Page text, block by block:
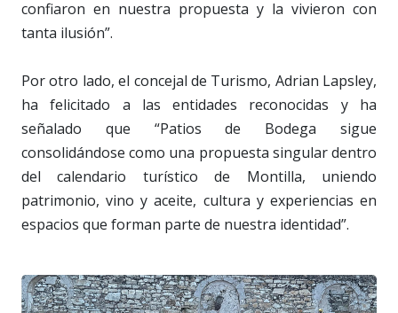
confiaron en nuestra propuesta y la vivieron con
tanta ilusión”.
Por otro lado, el concejal de Turismo, Adrian Lapsley,
ha felicitado a las entidades reconocidas y ha
señalado que “Patios de Bodega sigue
consolidándose como una propuesta singular dentro
del calendario turístico de Montilla, uniendo
patrimonio, vino y aceite, cultura y experiencias en
espacios que forman parte de nuestra identidad”.